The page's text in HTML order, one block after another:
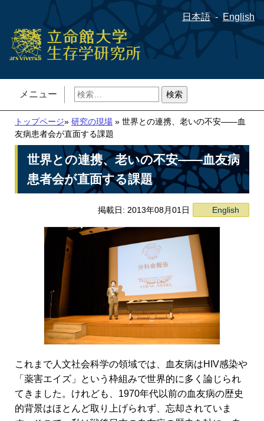
日本語 English
メニュー
検
索:
トップページ» 研究の現場 » 世界との連携、老いの不安――血
友病患者会が直面する課題
世界との連携、老いの不安――血友病
患者会が直面する課題
掲載日: 2013年08月01日 English
これまで人文社会科学の領域では、血友病はHIV感染や
「薬害エイズ」という枠組みで世界的に多く論じられ
てきました。けれども、1970年代以前の血友病の歴史
的背景はほとんど取り上げられず、忘却されていま